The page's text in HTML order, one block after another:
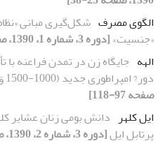
الگوی مصرف شکل‌گیری مبانی
«جنسیت»[دوره 3، شماره 1، 1390، صفحه 55-74]
الهه جایگاه زن در تمدن فراعنه با
دور? امپراطوری جدید (1000-1500 ق.م)
صفحه 97-118]
ایل کلهر دانش بومی زنان عشایر
پرتابل ایل[دوره 3، شماره 2، 1390، صفحه 39-56]